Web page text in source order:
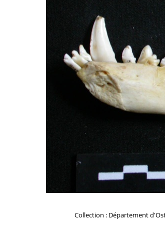
Collection : Département